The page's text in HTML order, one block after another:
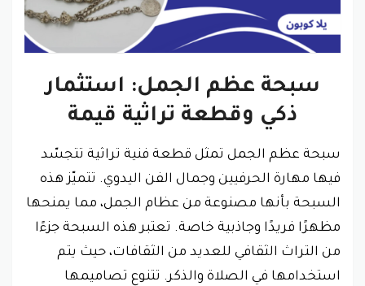
سبحة عظم الجمل: استثمار
ذكي وقطعة تراثية قيمة
سبحة عظم الجمل تمثل قطعة فنية تراثية تتجسّد
فيها مهارة الحرفيين وجمال الفن اليدوي. تتميّز هذه
السبحة بأنها مصنوعة من عظام الجمل، مما يمنحها
مظهرًا فريدًا وجاذبية خاصة. تعتبر هذه السبحة جزءًا
من التراث الثقافي للعديد من الثقافات، حيث يتم
استخدامها في الصلاة والذكر. تتنوع تصاميمها